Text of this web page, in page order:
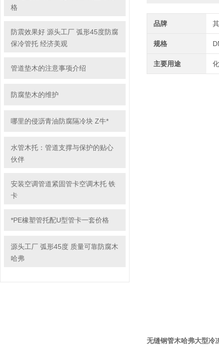
格
防震效果好 源头工厂 弧形45度防腐
保冷管托 经济美观
管道垫木的注意事项介绍
防腐垫木的维护
哪里的侵沥青油防腐隔冷块 Z牛*
水管木托：管道支撑与保护的贴心
伙伴
安装空调管道紧固管卡空调木托 铁
卡
*PE橡塑管托配U型管卡一套价格
源头工厂 弧形45度 质量可靠防腐木
哈弗
品牌
规格
主要用途
无缝钢管木哈弗大型冷